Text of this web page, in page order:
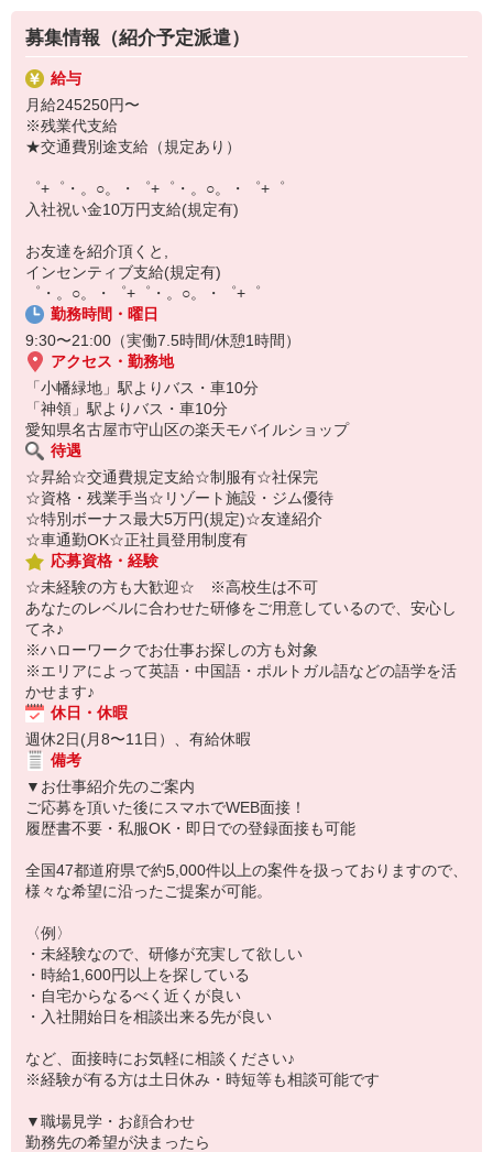
事務、経理、データ入力、コールセンター、受付
▼工場・製造・軽作業系
機械/食品製造・梱包・仕分け・加工・組立・検査
▼美容系
眉毛サロンのアイブロウ・ネイリスト・エステ
▼営業・販売
法人営業・アパレル販売・個別指導塾・人材紹介
▼人気案件も多数♪
短期・期間限定・オープニング・官公庁案件
上場/優良/大手企業など
【スマホ面接実施中】
￣￣￣￣￣￣￣￣￣
自宅に居ながらスマホでカンタン面接OK！
オンライン面談なのでスピード対応。
即日登録もOK♪
気になった方はお気軽にご相談ください！
満足度◎
■携帯やインターネット販売業務
docomo(ドコモ)/au(エーユー)・KDDI/softbank(ソフトバンク)など
の大手キャリアから
ワイモバイル(Y!mobille)、楽天モバイル、UQなど格安スマホまで幅
広く紹介可能♪
募集情報（紹介予定派遣）
給与
月給245250円〜
※残業代支給
★交通費別途支給（規定あり）
゜+゜・。○。・゜+゜・。○。・゜+゜
入社祝い金10万円支給(規定有)
お友達を紹介頂くと,
インセンティブ支給(規定有)
゜・。○。・゜+゜・。○。・゜+゜
勤務時間・曜日
9:30〜21:00（実働7.5時間/休憩1時間）
アクセス・勤務地
「小幡緑地」駅よりバス・車10分
「神領」駅よりバス・車10分
愛知県名古屋市守山区の楽天モバイルショップ
待遇
☆昇給☆交通費規定支給☆制服有☆社保完
☆資格・残業手当☆リゾート施設・ジム優待
☆特別ボーナス最大5万円(規定)☆友達紹介
☆車通勤OK☆正社員登用制度有
応募資格・経験
☆未経験の方も大歓迎☆ ※高校生は不可
あなたのレベルに合わせた研修をご用意しているので、安心し
てネ♪
※ハローワークでお仕事お探しの方も対象
※エリアによって英語・中国語・ポルトガル語などの語学を活
かせます♪
休日・休暇
週休2日(月8〜11日）、有給休暇
備考
▼お仕事紹介先のご案内
ご応募を頂いた後にスマホでWEB面接！
履歴書不要・私服OK・即日での登録面接も可能
全国47都道府県で約5,000件以上の案件を扱っておりますので、
様々な希望に沿ったご提案が可能。
〈例〉
・未経験なので、研修が充実して欲しい
・時給1,600円以上を探している
・自宅からなるべく近くが良い
・入社開始日を相談出来る先が良い
など、面接時にお気軽に相談ください♪
※経験が有る方は土日休み・時短等も相談可能です
▼職場見学・お顔合わせ
勤務先の希望が決まったら